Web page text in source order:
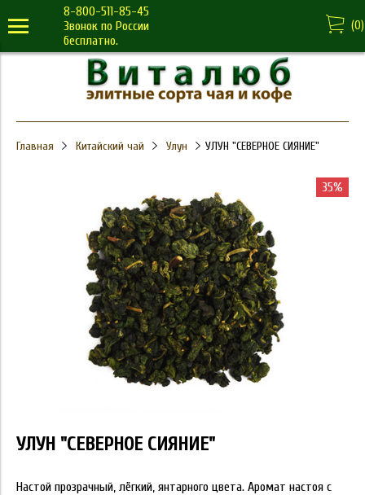
8-800-511-85-45
Звонок по России
бесплатно.
(0)
Главная Китайский чай Улун УЛУН "СЕВЕРНОЕ СИЯНИЕ"
35%
УЛУН "СЕВЕРНОЕ СИЯНИЕ"
Настой прозрачный, лёгкий, янтарного цвета. Аромат настоя с